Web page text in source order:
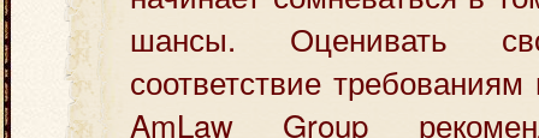
шансы. Оценивать
соответствие
AmLaw Group